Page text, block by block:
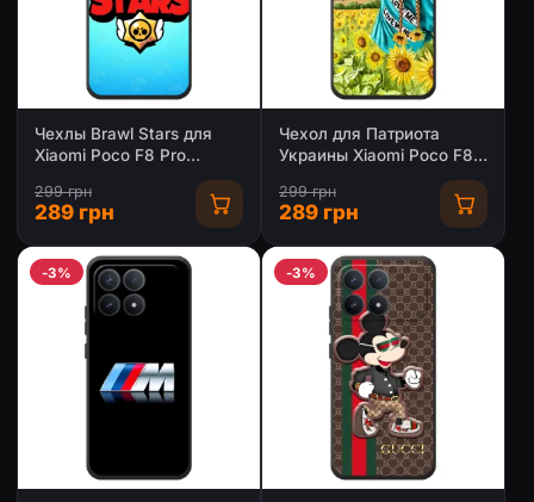
Чехлы Brawl Stars для
Xiaomi Poco F8 Pro
299 грн
289 грн
Чехол для Патриота
Украины Xiaomi Poco F8
299 грн
289 грн
-3% -3%